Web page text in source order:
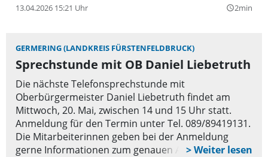
13.04.2026 15:21 Uhr query_builder2min
GERMERING (LANDKREIS FÜRSTENFELDBRUCK)
Sprechstunde mit OB Daniel Liebetruth
Die nächste Telefonsprechstunde mit
Oberbürgermeister Daniel Liebetruth findet am
Mittwoch, 20. Mai, zwischen 14 und 15 Uhr statt.
Anmeldung für den Termin unter Tel. 089/89419131.
Die Mitarbeiterinnen geben bei der Anmeldung
gerne Informationen zum genauen Ablauf.